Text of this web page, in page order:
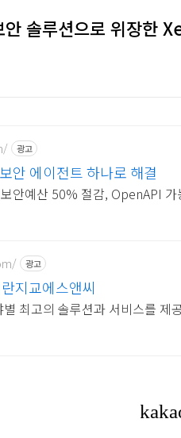
솔루션으로 위장한
광고
안 에이전트 하나로 해결
안예산 50% 절감, OpenAPI
광고
지교에스앤씨
최고의 솔루션과 서비스를 제